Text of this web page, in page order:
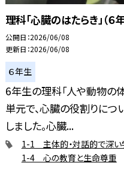
理科「心臓のはたらき」（６
公開日 2026/06/08
更新日 2026/06/08
６年生
6年生の理科「人や動物の
単元で、心臓の役割りにつ
しました。心臓...
1-1 主体的・対話的で深い
1-4 心の教育と生命尊重